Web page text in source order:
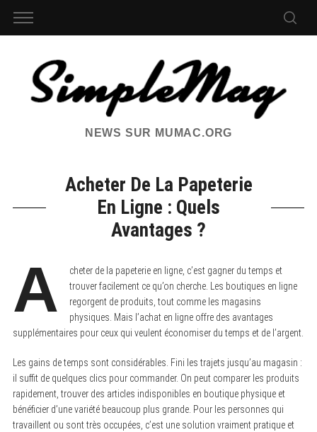
NEWS SUR MUMAC.ORG
Acheter De La Papeterie
En Ligne : Quels
Avantages ?
A
cheter de la papeterie en ligne, c’est gagner du temps et
trouver facilement ce qu’on cherche. Les boutiques en ligne
regorgent de produits, tout comme les magasins
physiques. Mais l’achat en ligne offre des avantages
supplémentaires pour ceux qui veulent économiser du temps et de l’argent.
Les gains de temps sont considérables. Fini les trajets jusqu’au magasin :
il suffit de quelques clics pour commander. On peut comparer les produits
rapidement, trouver des articles indisponibles en boutique physique et
bénéficier d’une variété beaucoup plus grande. Pour les personnes qui
travaillent ou sont très occupées, c’est une solution vraiment pratique et